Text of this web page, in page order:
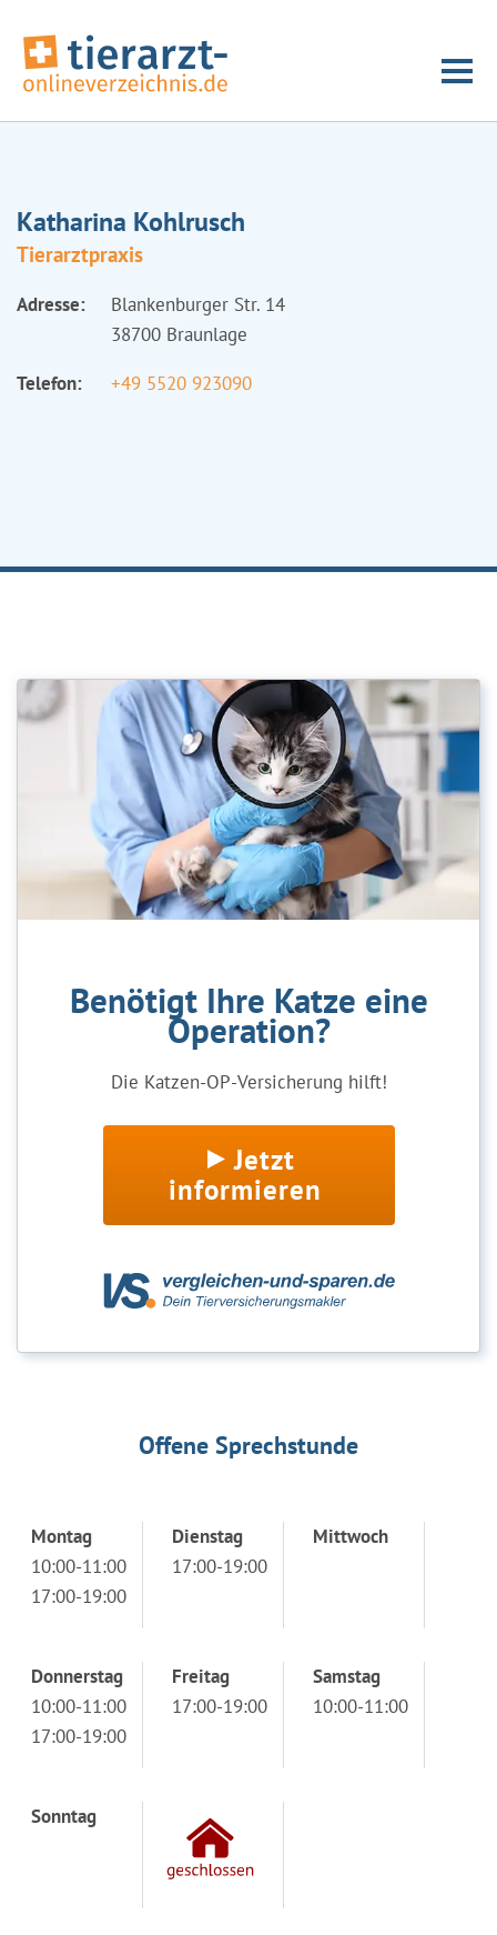
Katharina Kohlrusch
Tierarztpraxis
Adresse:
Blankenburger Str. 14
38700 Braunlage
Telefon:
+49 5520 923090
Benötigt Ihre Katze eine
Operation?
Die Katzen-OP-Versicherung hilft!
Jetzt
informieren
Offene Sprechstunde
Montag
10:00-11:00
17:00-19:00
Dienstag
17:00-19:00
Mittwoch
Donnerstag
10:00-11:00
17:00-19:00
Freitag
17:00-19:00
Samstag
10:00-11:00
Sonntag